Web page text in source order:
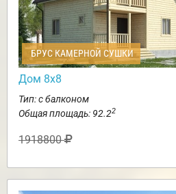
БРУС КАМЕРНОЙ СУШКИ
Дом 8х8
Тип: с балконом
Общая площадь: 92.22
1918800